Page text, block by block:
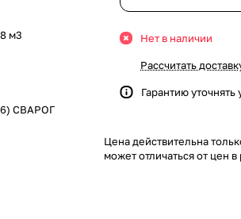
м3
СВАРОГ
Нет в наличии
Рассчитать
Гарантию
Цена действительна
может отличаться от цен